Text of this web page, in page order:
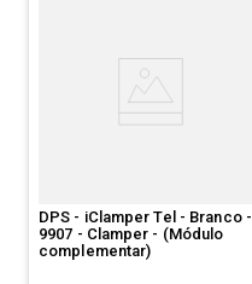
DPS - iClamper Tel - Branco -
9907 - Clamper - (Módulo
complementar)